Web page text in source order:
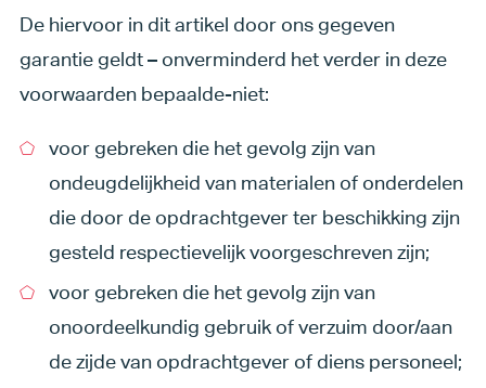
De hiervoor in dit artikel door ons gegeven
garantie geldt – onverminderd het verder in deze
voorwaarden bepaalde-niet:
voor gebreken die het gevolg zijn van
ondeugdelijkheid van materialen of onderdelen
die door de opdrachtgever ter beschikking zijn
gesteld respectievelijk voorgeschreven zijn;
voor gebreken die het gevolg zijn van
onoordeelkundig gebruik of verzuim door/aan
de zijde van opdrachtgever of diens personeel;